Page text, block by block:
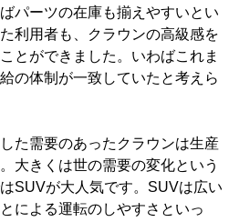
パーツの在庫も揃えやすいとい
利用者も、クラウンの高級感を
とができました。いわばこれま
の体制が一致していたと考えら
た需要のあったクラウンは生産
大きくは世の需要の変化という
SUVが大人気です。SUVは広い
による運転のしやすさといっ